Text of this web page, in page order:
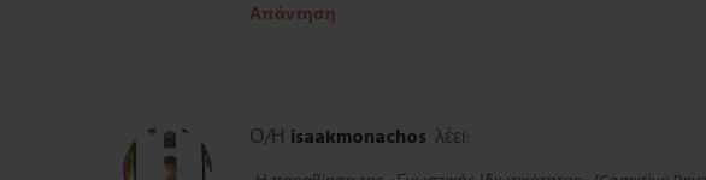
Απάντηση
Ο/Η isaakmonachos λέει: